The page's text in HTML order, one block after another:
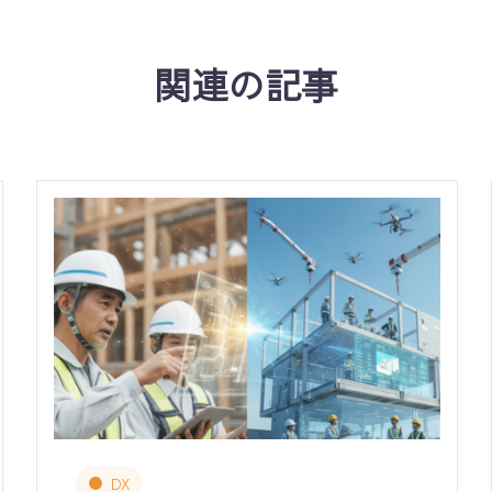
関連の記事
DX